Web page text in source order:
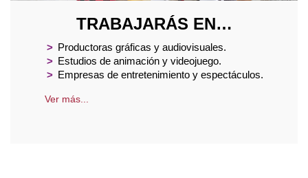
TRABAJARÁS EN…
> Productoras gráficas y audiovisuales.
> Estudios de animación y videojuego.
> Empresas de entretenimiento y espectáculos.
Ver más...